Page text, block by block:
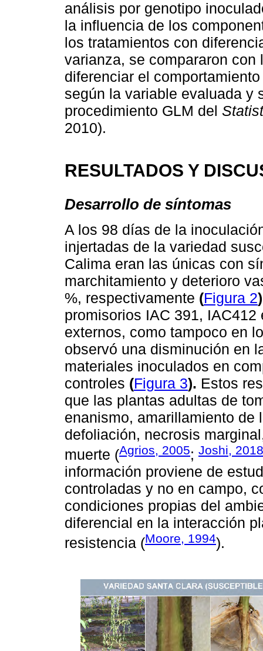
análisis por genotipo
la influencia de los
los tratamientos con
varianza, se compararon con
diferenciar el
según la variable evaluada y
procedimiento GLM del
2010).
RESULTADOS Y
Desarrollo de síntomas
A los 98 días de la
injertadas de la variedad
Calima eran las únicas con
marchitamiento y deterioro
%, respectivamente (Figura 2
promisorios IAC 391,
externos, como tampoco en
observó una disminución en
materiales inoculados en
controles (Figura 3). Estos
que las plantas adultas de
enanismo, amarillamiento de
defoliación, necrosis
muerte (Agrios, 2005; Joshi, 2018
información proviene de
controladas y no en campo,
condiciones propias del
diferencial en la interacción
resistencia (Moore, 1994).